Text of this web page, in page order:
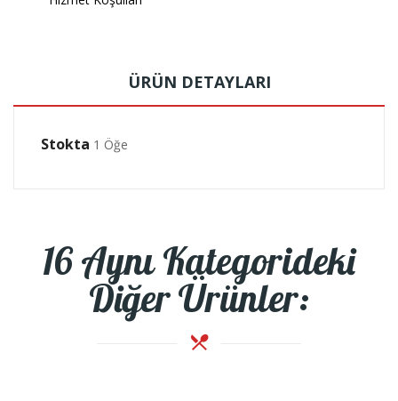
ÜRÜN DETAYLARI
Stokta 1 Öğe
16 Aynı Kategorideki
Diğer Ürünler: